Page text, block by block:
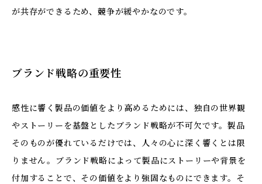
が共存ができるため、競争が緩やかなのです。
ブランド戦略の重要性
感性に響く製品の価値をより高めるためには、独自の世界観
やストーリーを基盤としたブランド戦略が不可欠です。製品
そのものが優れているだけでは、人々の心に深く響くとは限
りません。ブランド戦略によって製品にストーリーや背景を
付加することで、その価値をより強固なものにできます。そ